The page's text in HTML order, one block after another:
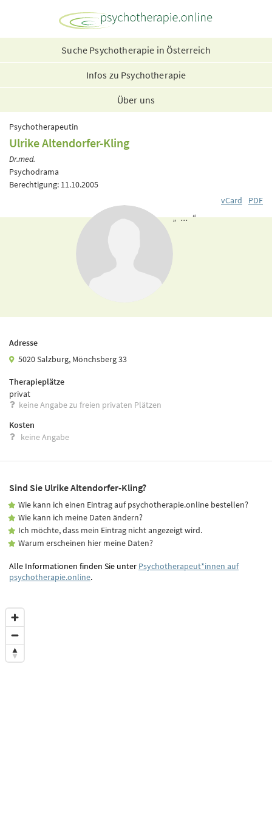
Suche Psychotherapie in Österreich
Infos zu Psychotherapie
Über uns
Psychotherapeutin
Ulrike Altendorfer-Kling
Dr.med.
Psychodrama
Berechtigung: 11.10.2005
vCard
PDF
„ ... “
Adresse
5020 Salzburg, Mönchsberg 33
Therapieplätze
privat
keine Angabe zu freien privaten Plätzen
Kosten
keine Angabe
Sind Sie Ulrike Altendorfer-Kling?
Wie kann ich einen Eintrag auf psychotherapie.online bestellen?
Wie kann ich meine Daten ändern?
Ich möchte, dass mein Eintrag nicht angezeigt wird.
Warum erscheinen hier meine Daten?
Alle Informationen finden Sie unter Psychotherapeut*innen auf
psychotherapie.online.